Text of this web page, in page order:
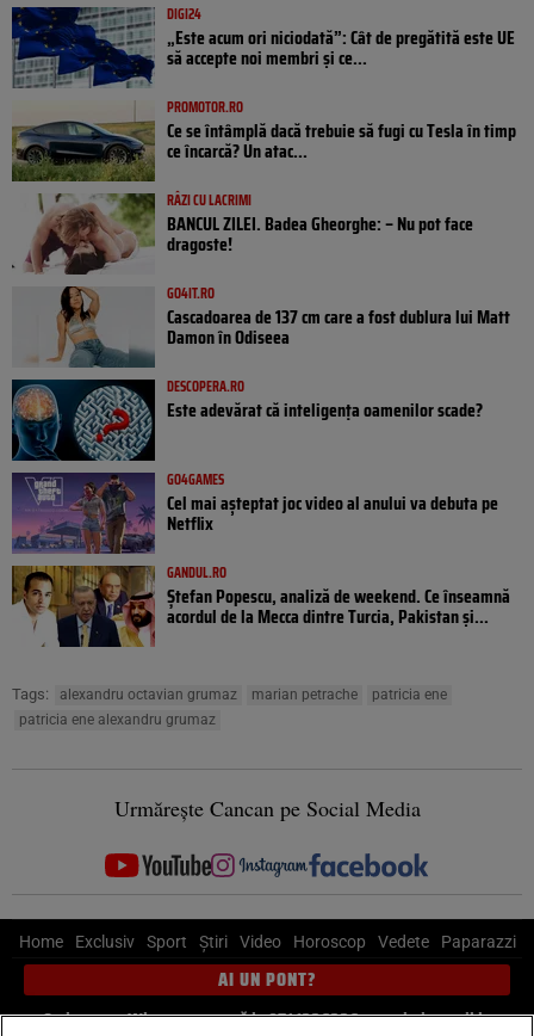
DIGI24
„Este acum ori niciodată”: Cât de pregătită este UE
să accepte noi membri și ce...
PROMOTOR.RO
Ce se întâmplă dacă trebuie să fugi cu Tesla în timp
ce încarcă? Un atac...
RÂZI CU LACRIMI
BANCUL ZILEI. Badea Gheorghe: – Nu pot face
dragoste!
GO4IT.RO
Cascadoarea de 137 cm care a fost dublura lui Matt
Damon în Odiseea
DESCOPERA.RO
Este adevărat că inteligența oamenilor scade?
GO4GAMES
Cel mai așteptat joc video al anului va debuta pe
Netflix
GANDUL.RO
Ștefan Popescu, analiză de weekend. Ce înseamnă
acordul de la Mecca dintre Turcia, Pakistan şi...
Tags: alexandru octavian grumaz marian petrache
patricia ene
patricia ene alexandru grumaz
Urmărește Cancan pe Social Media
Home Exclusiv Sport Știri Video Horoscop Vedete Paparazzi
AI UN PONT?
Scrie-ne pe Whatsapp, sună la 0741226226 sau trimite mail la